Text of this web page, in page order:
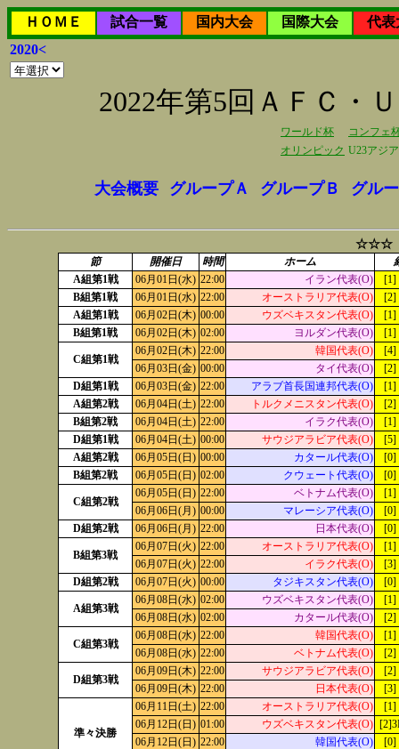
ＨＯＭＥ 試合一覧 国内大会 国際大会
代表
2020<
2022年第5回ＡＦＣ・
ワールド杯
コンフェ
オリンピック U23アジ
大会概要 グループＡ グループＢ グル
☆☆☆
節 開催日 時間 ホーム
A組第1戦
06月01日(水) 22:00 イラン代表(O)
[1]
B組第1戦
06月01日(水) 22:00 オーストラリア代表(O)
[2]
A組第1戦
06月02日(木) 00:00 ウズベキスタン代表(O)
[1]
B組第1戦
06月02日(木) 02:00 ヨルダン代表(O) [1]
C組第1戦
06月02日(木) 22:00 韓国代表(O)
[4]
06月03日(金) 00:00 タイ代表(O)
[2]
D組第1戦
06月03日(金) 22:00 アラブ首長国連邦代表(O)
[1]
A組第2戦
06月04日(土) 22:00 トルクメニスタン代表(O)
[2]
B組第2戦
06月04日(土) 22:00 イラク代表(O)
[1]
D組第1戦
06月04日(土) 00:00 サウジアラビア代表(O)
[5]
A組第2戦
06月05日(日) 00:00 カタール代表(O)
[0]
B組第2戦
06月05日(日) 02:00 クウェート代表(O) [0]
C組第2戦
06月05日(日) 22:00 ベトナム代表(O)
[1]
06月06日(月) 00:00 マレーシア代表(O)
[0]
D組第2戦
06月06日(月) 22:00 日本代表(O) [0]
B組第3戦
06月07日(火) 22:00 オーストラリア代表(O)
[1]
06月07日(火) 22:00 イラク代表(O)
[3]
D組第2戦
06月07日(火) 00:00 タジキスタン代表(O) [0]
A組第3戦
06月08日(水) 02:00 ウズベキスタン代表(O)
[1]
06月08日(水) 02:00 カタール代表(O) [2]
C組第3戦
06月08日(水) 22:00 韓国代表(O)
[1]
06月08日(水) 22:00 ベトナム代表(O) [2]
D組第3戦
06月09日(木) 22:00 サウジアラビア代表(O)
[2]
06月09日(木) 22:00 日本代表(O) [3]
準々決勝
06月11日(土) 22:00 オーストラリア代表(O)
[1]
06月12日(日) 01:00 ウズベキスタン代表(O)
06月12日(日) 22:00 韓国代表(O)
[0]